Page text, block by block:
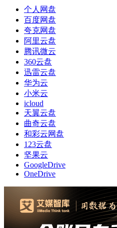
个人网盘
百度网盘
夸克网盘
阿里云盘
腾讯微云
360云盘
迅雷云盘
华为云
小米云
icloud
天翼云盘
曲奇云盘
和彩云网盘
123云盘
坚果云
GoogleDrive
OneDrive